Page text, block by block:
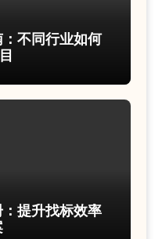
不同行业如何
提升找标效率